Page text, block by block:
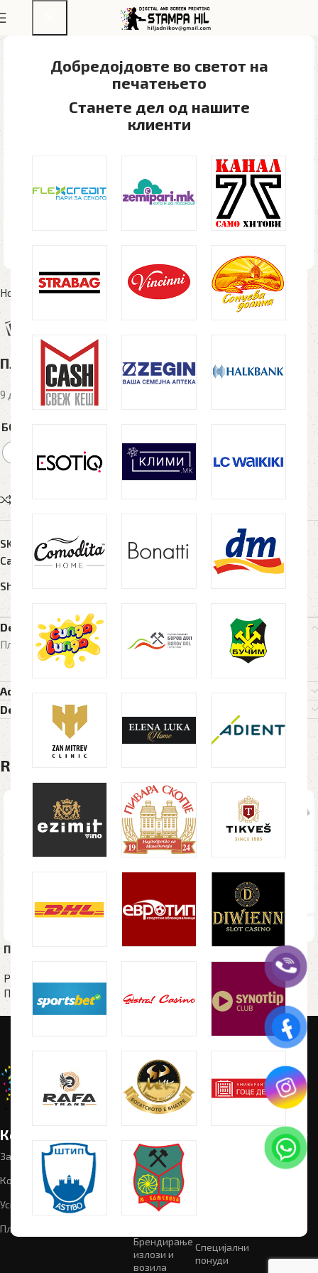
Добредојдовте во светот на
печатењето​
Станете дел од нашите
клиенти
Home Рекламен материјал Пластични пенкала
Пластично пенкало 2001
9 денари
БОЈА
SKU:
N/A
Categories: Пластични пенкала
Рекламен материјал
Share:
Description
Пластично пенкало
Additional information
Delivery Details
Related products
Пластично пенкало AVA
Рекламен материјал
Пластични пенкала
Пластично пенкало ZIGI,
Рекламен материјал,
Пластични пенкала
Корисни линкови
За нас
Контакт
Успешни проекти
Плитика на приватност
Графички
дизајн
Текстил
Брендирање
излози и
возила
Специјални
понуди
Следете
не: